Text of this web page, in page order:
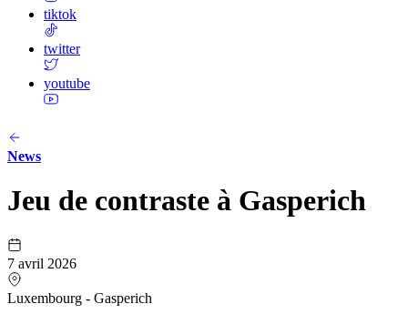
tiktok
twitter
youtube
News
Jeu de contraste à Gasperich
7 avril 2026
Luxembourg - Gasperich